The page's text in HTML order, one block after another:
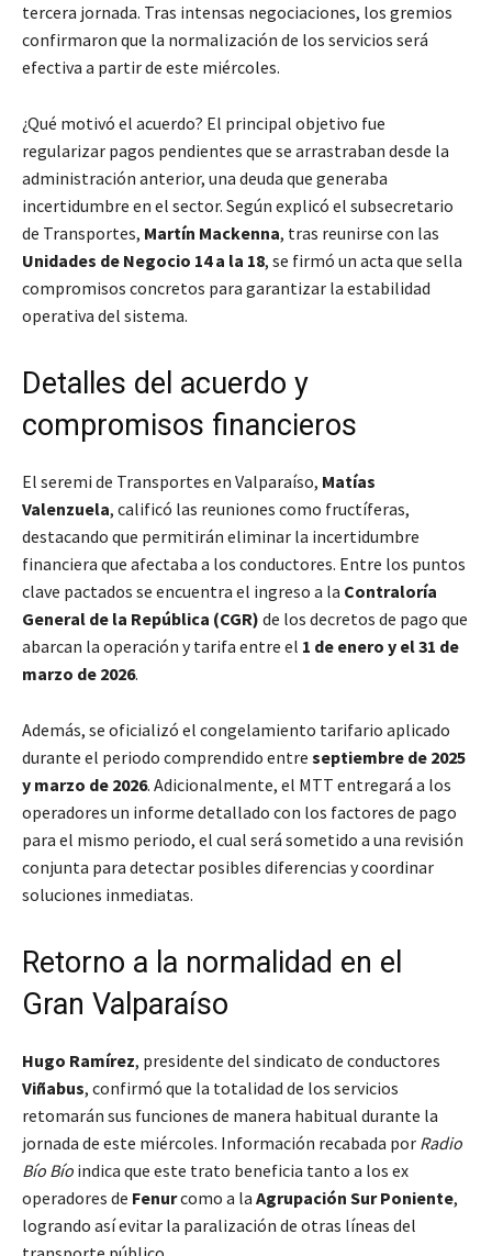
tercera jornada. Tras intensas negociaciones, los gremios
confirmaron que la normalización de los servicios será
efectiva a partir de este miércoles.
¿Qué motivó el acuerdo? El principal objetivo fue
regularizar pagos pendientes que se arrastraban desde la
administración anterior, una deuda que generaba
incertidumbre en el sector. Según explicó el subsecretario
de Transportes, Martín Mackenna, tras reunirse con las
Unidades de Negocio 14 a la 18, se firmó un acta que sella
compromisos concretos para garantizar la estabilidad
operativa del sistema.
Detalles del acuerdo y
compromisos financieros
El seremi de Transportes en Valparaíso, Matías
Valenzuela, calificó las reuniones como fructíferas,
destacando que permitirán eliminar la incertidumbre
financiera que afectaba a los conductores. Entre los puntos
clave pactados se encuentra el ingreso a la Contraloría
General de la República (CGR) de los decretos de pago que
abarcan la operación y tarifa entre el 1 de enero y el 31 de
marzo de 2026.
Además, se oficializó el congelamiento tarifario aplicado
durante el periodo comprendido entre septiembre de 2025
y marzo de 2026. Adicionalmente, el MTT entregará a los
operadores un informe detallado con los factores de pago
para el mismo periodo, el cual será sometido a una revisión
conjunta para detectar posibles diferencias y coordinar
soluciones inmediatas.
Retorno a la normalidad en el
Gran Valparaíso
Hugo Ramírez, presidente del sindicato de conductores
Viñabus, confirmó que la totalidad de los servicios
retomarán sus funciones de manera habitual durante la
jornada de este miércoles. Información recabada por Radio
Bío Bío indica que este trato beneficia tanto a los ex
operadores de Fenurcomo a la Agrupación Sur Poniente,
logrando así evitar la paralización de otras líneas del